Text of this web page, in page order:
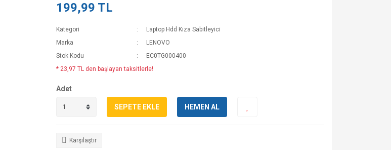
199,99 TL
Kategori
Laptop Hdd Kıza Sabitleyici
Marka
LENOVO
Stok Kodu
EC0TG000400
* 23,97 TL den başlayan taksitlerle!
Adet
SEPETE EKLE HEMEN AL
Karşılaştır